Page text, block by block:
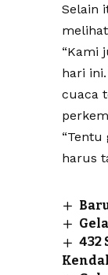
Selain
“Kami
hari
cuaca
harus
432